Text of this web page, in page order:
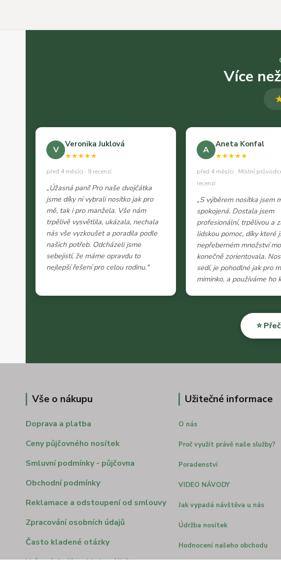
Více
V
Veronika Juklová
★★★★★
před 4 měsíci · 9 recenzí
„Úžasná paní! Pro naše dvojčátka
jsme díky ní vybrali nosítko jak pro
mě, tak i pro manžela. Vše nám
trpělivě vysvětlila, ukázala, nechala
nás vše vyzkoušet a poradila podle
našich potřeb. Odcházeli jsme
sebejistí, že máme opravdu to
nejlepší řešení pro celou rodinu."
A
Aneta Konfal
★★★★★
před 4 měsíci · Místní
recenzí
„S výběrem nosítka jsem
spokojená. Dostala jsem
profesionální, trpělivou a
lidskou pomoc, díky které
nepřeberném množství
konečně zorientovala.
sedí, je pohodlné jak pro
miminko, a používáme ho
⭐
Vše o nákupu
Doprava a platba
Ceny půjčovného nosítek
Smluvní podmínky - půjčovna
Obchodní podmínky
Reklamace a odstoupení od smlouvy
Zpracování osobních údajů
Často kladené otázky
Vrácení zboží ve 14 denní lhůte
Užitečné informace
O nás
Proč využít právě naše služby?
Poradenství
VIDEO NÁVODY
Jak vypadá návštěva u nás
Údržba nosítek
Hodnocení našeho obchodu